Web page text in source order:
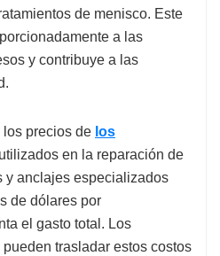
de menisco. Este
a las
y contribuye a las
precios de los
utilizados en la reparación de
y anclajes especializados
de dólares por
el gasto total. Los
trasladar estos costos